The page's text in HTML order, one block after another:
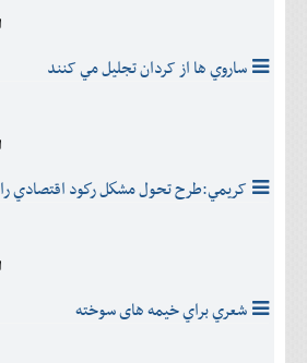
ساروي ها از کردان تجليل مي کنند
کريمي:طرح تحول مشكل ركود اقتصادي
شعري براي خیمه های سوخته